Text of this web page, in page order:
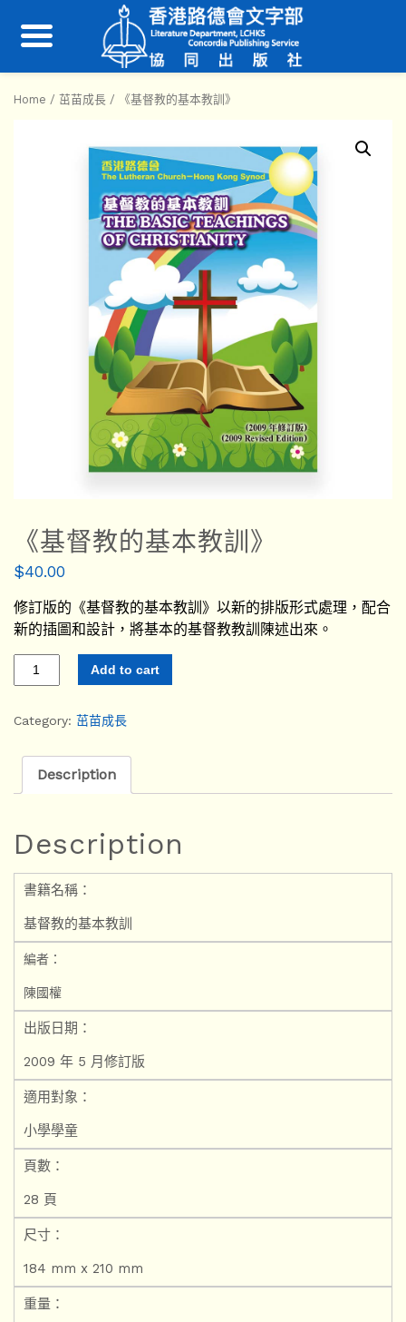
Home / 茁苗成長 / 《基督教的基本教訓》
《基督教的基本教訓》
$40.00
修訂版的《基督教的基本教訓》以新的排版形式處理，配合
新的插圖和設計，將基本的基督教教訓陳述出來。
Add to cart
Category: 茁苗成長
Description
Description
書籍名稱：
基督教的基本教訓
編者：
陳國權
出版日期：
2009 年 5 月修訂版
適用對象：
小學學童
頁數：
28 頁
尺寸：
184 mm x 210 mm
重量：